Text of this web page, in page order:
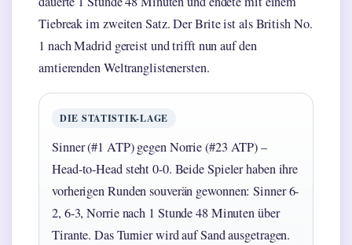
Tiebreak im zweiten Satz. Der Brite ist als British No.
1 nach Madrid gereist und trifft nun auf den
amtierenden Weltranglistenersten.
DIE STATISTIK-LAGE
Sinner (#1 ATP) gegen Norrie (#23 ATP) –
Head-to-Head steht 0-0. Beide Spieler haben ihre
vorherigen Runden souverän gewonnen: Sinner 6-
2, 6-3, Norrie nach 1 Stunde 48 Minuten über
Tirante. Das Turnier wird auf Sand ausgetragen.